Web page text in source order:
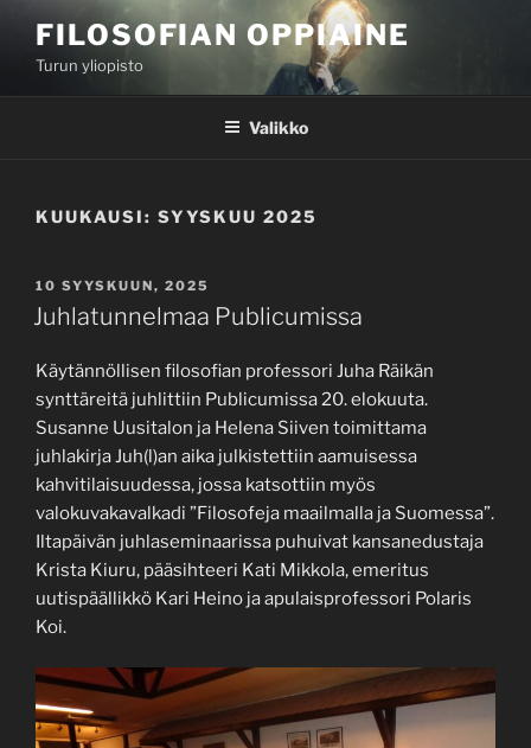
sisältöönFILOSOFIAN OPPIAINE
Turun yliopisto
Valikko
KUUKAUSI: SYYSKUU 2025
JULKAISTU
10 SYYSKUUN, 2025
Juhlatunnelmaa Publicumissa
Käytännöllisen filosofian professori Juha Räikän
synttäreitä juhlittiin Publicumissa 20. elokuuta.
Susanne Uusitalon ja Helena Siiven toimittama
juhlakirja Juh(l)an aika julkistettiin aamuisessa
kahvitilaisuudessa, jossa katsottiin myös
valokuvakavalkadi ”Filosofeja maailmalla ja Suomessa”.
Iltapäivän juhlaseminaarissa puhuivat kansanedustaja
Krista Kiuru, pääsihteeri Kati Mikkola, emeritus
uutispäällikkö Kari Heino ja apulaisprofessori Polaris
Koi.